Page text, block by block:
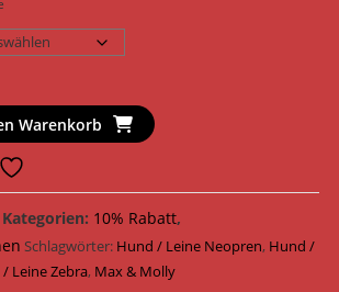
Warenkorb
Kategorien: 10% Rabatt,
Schlagwörter: Hund / Leine Neopren, Hund /
Leine Zebra, Max & Molly